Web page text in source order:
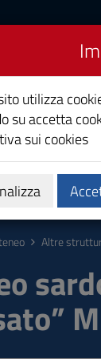
di
Ricerca
Altre
utilizza
su accetta
sui cookies